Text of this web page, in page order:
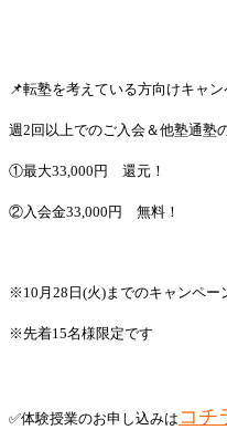
📌転塾を考えている方向けキャン
週2回以上でのご入会＆他塾通塾
①最大33,000円 還元！
②入会金33,000円 無料！
※10月28日(火)までのキャンペー
※先着15名様限定です
✅体験授業のお申し込みは コチ